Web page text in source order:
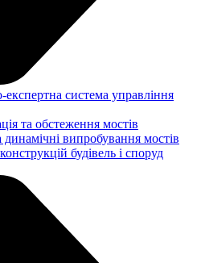
експертна система управління
та обстеження мостів
динамічні випробування мостів
будівель і споруд